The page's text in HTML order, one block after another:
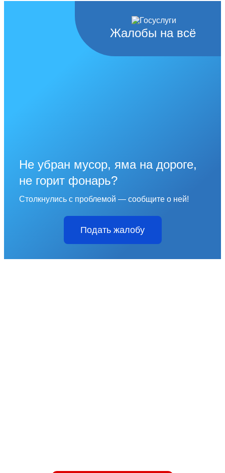
Жалобы на всё
Не убран мусор, яма на дороге,
не горит фонарь?
Столкнулись с проблемой — сообщите о ней!
Подать жалобу